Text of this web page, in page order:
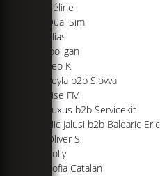
Céline
Dual Sim
Elias
Jooligan
Leo K
Leyla b2b Slovva
Lise FM
Luxus b2b Servicekit
Nic Jalusi b2b Balearic Eric
Oliver S
Polly
Sofia Catalan